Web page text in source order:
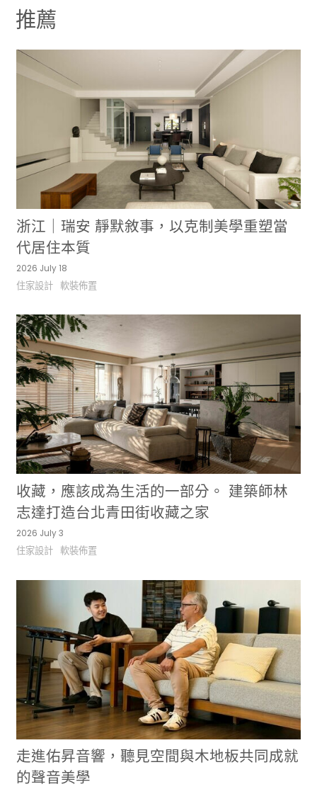
推薦
浙江｜瑞安 靜默敘事，以克制美學重塑當
代居住本質
2026 July 18
住家設計 軟裝佈置
收藏，應該成為生活的一部分。 建築師林
志達打造台北青田街收藏之家
2026 July 3
住家設計 軟裝佈置
走進佑昇音響，聽見空間與木地板共同成就
的聲音美學